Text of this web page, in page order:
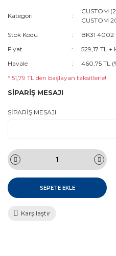
Kategori
CUSTOM
CUSTOM
Stok Kodu
BK31 4002
Fiyat
529,17 TL +
Havale
460,75 TL
* 51,79 TL den başlayan taksitlerle!
SİPARİŞ MESAJI
SİPARİŞ MESAJI
SEPETE EKLE
Karşılaştır